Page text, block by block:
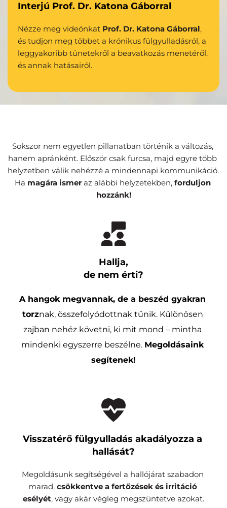
Interjú Prof. Dr. Katona Gáborral
Nézze meg videónkat Prof. Dr. Katona Gáborral,
és tudjon meg többet a krónikus fülgyulladásról, a
leggyakoribb tünetekről a beavatkozás menetéről,
és annak hatásairól.
Sokszor nem egyetlen pillanatban történik a változás,
hanem apránként. Először csak furcsa, majd egyre több
helyzetben válik nehézzé a mindennapi kommunikáció.
Ha magára ismer az alábbi helyzetekben, forduljon
hozzánk!
Hallja,
de nem érti?
A hangok megvannak, de a beszéd gyakran
torznak, összefolyódottnak tűnik. Különösen
zajban nehéz követni, ki mit mond – mintha
mindenki egyszerre beszélne. Megoldásaink
segítenek!
Visszatérő fülgyulladás akadályozza a
hallását?
Megoldásunk segítségével a hallójárat szabadon
marad, csökkentve a fertőzések és irritáció
esélyét, vagy akár végleg megszüntetve azokat.